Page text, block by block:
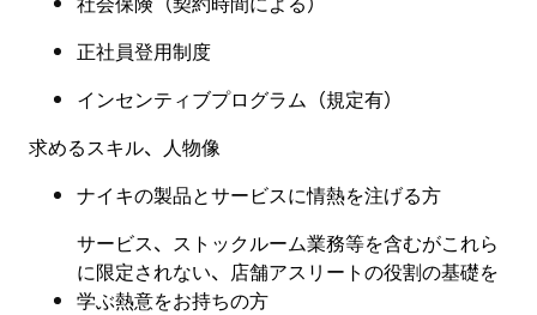
正社員登用制度
インセンティブプログラム（規定有）
求めるスキル、人物像
ナイキの製品とサービスに情熱を注げる方
サービス、ストックルーム業務等を含むがこれら
に限定されない、店舗アスリートの役割の基礎を
学ぶ熱意をお持ちの方